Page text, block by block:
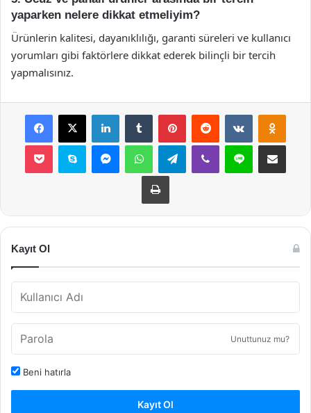
yaparken nelere dikkat etmeliyim?
Ürünlerin kalitesi, dayanıklılığı, garanti süreleri ve kullanıcı
yorumları gibi faktörlere dikkat ederek bilinçli bir tercih
yapmalısınız.
Facebook
X LinkedInTumblr PinterestReddit VKontakte
Pocket Skype MessengerWhatsAppTelegramViber Line E-Posta ile
Yazdır
Kayıt Ol
Unuttunuz mu?
Beni hatırla
Kayıt Ol